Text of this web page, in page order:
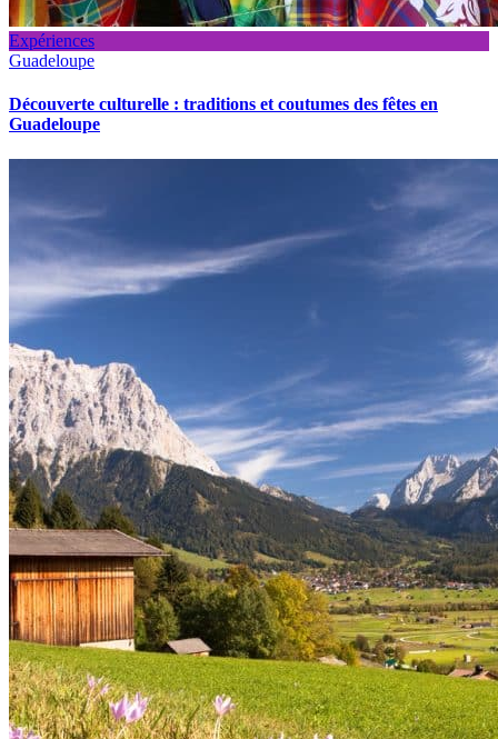
Expériences
Guadeloupe
Découverte culturelle : traditions et coutumes des fêtes en
Guadeloupe